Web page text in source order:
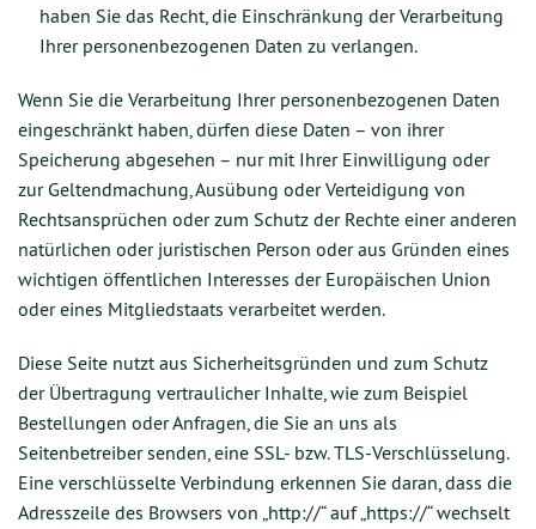
haben Sie das Recht, die Einschränkung der Verarbeitung
Ihrer personenbezogenen Daten zu verlangen.
Wenn Sie die Verarbeitung Ihrer personenbezogenen Daten
eingeschränkt haben, dürfen diese Daten – von ihrer
Speicherung abgesehen – nur mit Ihrer Einwilligung oder
zur Geltendmachung, Ausübung oder Verteidigung von
Rechtsansprüchen oder zum Schutz der Rechte einer anderen
natürlichen oder juristischen Person oder aus Gründen eines
wichtigen öffentlichen Interesses der Europäischen Union
oder eines Mitgliedstaats verarbeitet werden.
Diese Seite nutzt aus Sicherheitsgründen und zum Schutz
der Übertragung vertraulicher Inhalte, wie zum Beispiel
Bestellungen oder Anfragen, die Sie an uns als
Seitenbetreiber senden, eine SSL- bzw. TLS-Verschlüsselung.
Eine verschlüsselte Verbindung erkennen Sie daran, dass die
Adresszeile des Browsers von „http://“ auf „https://“ wechselt